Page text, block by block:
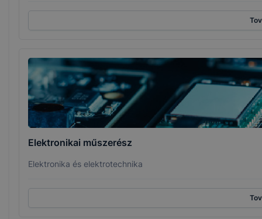
Elektronikai műszerész
Elektronika és elektrotechnika